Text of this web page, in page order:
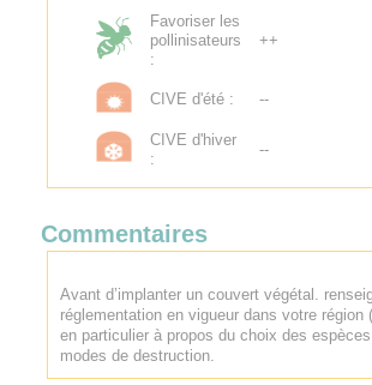
Favoriser les
pollinisateurs
:
++
CIVE d'été : --
CIVE d'hiver
:
--
Commentaires
Avant d’implanter un couvert végétal.
réglementation en vigueur dans votre région
en particulier à propos du choix des
modes de destruction.